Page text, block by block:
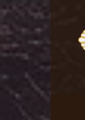
Перейти
контенту